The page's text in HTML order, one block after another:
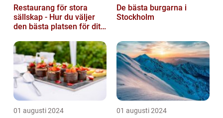
Restaurang för stora
sällskap - Hur du väljer
den bästa platsen för ditt
De bästa burgarna i
Stockholm
01 augusti 2024 01 augusti 2024